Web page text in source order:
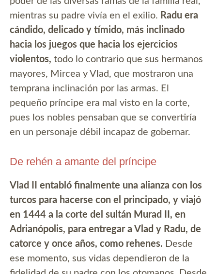
mientras su padre vivía en el exilio. Radu era
cándido, delicado y tímido, más inclinado
hacia los juegos que hacia los ejercicios
violentos, todo lo contrario que sus hermanos
mayores, Mircea y Vlad, que mostraron una
temprana inclinación por las armas. El
pequeño príncipe era mal visto en la corte,
pues los nobles pensaban que se convertiría
en un personaje débil incapaz de gobernar.
De rehén a amante del príncipe
Vlad II entabló finalmente una alianza con los
turcos para hacerse con el principado, y viajó
en 1444 a la corte del sultán Murad II, en
Adrianópolis, para entregar a Vlad y Radu, de
catorce y once años, como rehenes. Desde
ese momento, sus vidas dependieron de la